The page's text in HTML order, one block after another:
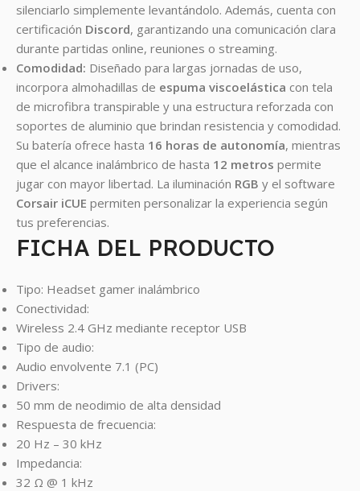
silenciarlo simplemente levantándolo. Además, cuenta con
certificación Discord, garantizando una comunicación clara
durante partidas online, reuniones o streaming.
Comodidad: Diseñado para largas jornadas de uso,
incorpora almohadillas de espuma viscoelástica con tela
de microfibra transpirable y una estructura reforzada con
soportes de aluminio que brindan resistencia y comodidad.
Su batería ofrece hasta 16 horas de autonomía, mientras
que el alcance inalámbrico de hasta 12 metros permite
jugar con mayor libertad. La iluminación RGB y el software
Corsair iCUE permiten personalizar la experiencia según
tus preferencias.
FICHA DEL PRODUCTO
Tipo: Headset gamer inalámbrico
Conectividad:
Wireless 2.4 GHz mediante receptor USB
Tipo de audio:
Audio envolvente 7.1 (PC)
Drivers:
50 mm de neodimio de alta densidad
Respuesta de frecuencia:
20 Hz – 30 kHz
Impedancia:
32 Ω @ 1 kHz